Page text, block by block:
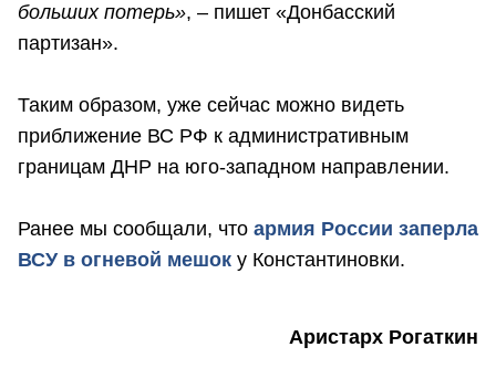
больших потерь», – пишет «Донбасский
партизан».
Таким образом, уже сейчас можно видеть
приближение ВС РФ к административным
границам ДНР на юго-западном направлении.
Ранее мы сообщали, что армия России заперла
ВСУ в огневой мешок у Константиновки.
Аристарх Рогаткин